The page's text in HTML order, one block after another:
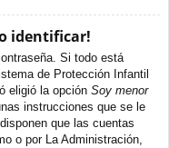
identificar!
Si todo está
de Protección Infantil
eligió la opción Soy menor
instrucciones que se le
que las cuentas
o por La Administración,